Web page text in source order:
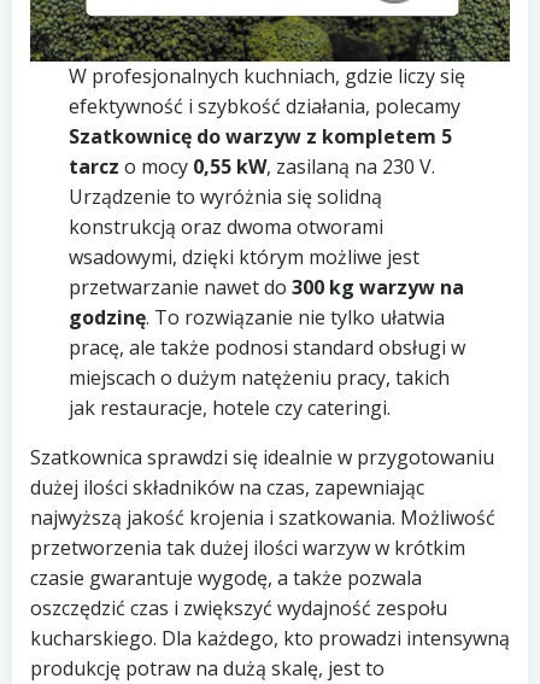
W profesjonalnych kuchniach, gdzie liczy się
efektywność i szybkość działania, polecamy
Szatkownicę do warzyw z kompletem 5
tarcz o mocy 0,55 kW, zasilaną na 230 V.
Urządzenie to wyróżnia się solidną
konstrukcją oraz dwoma otworami
wsadowymi, dzięki którym możliwe jest
przetwarzanie nawet do 300 kg warzyw na
godzinę. To rozwiązanie nie tylko ułatwia
pracę, ale także podnosi standard obsługi w
miejscach o dużym natężeniu pracy, takich
jak restauracje, hotele czy cateringi.
Szatkownica sprawdzi się idealnie w przygotowaniu
dużej ilości składników na czas, zapewniając
najwyższą jakość krojenia i szatkowania. Możliwość
przetworzenia tak dużej ilości warzyw w krótkim
czasie gwarantuje wygodę, a także pozwala
oszczędzić czas i zwiększyć wydajność zespołu
kucharskiego. Dla każdego, kto prowadzi intensywną
produkcję potraw na dużą skalę, jest to